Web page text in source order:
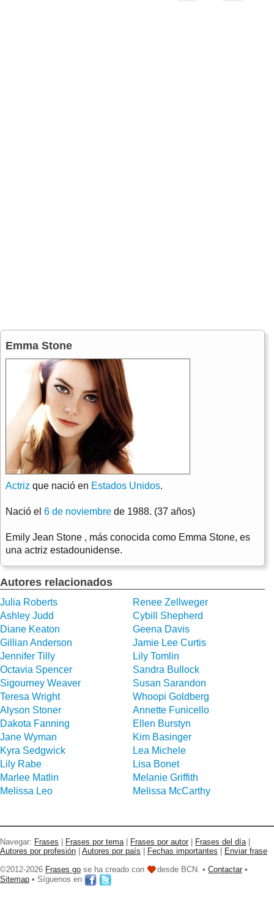
Emma Stone
Actriz que nació en Estados Unidos.
Nació el 6 de noviembre de 1988. (37 años)
Emily Jean Stone , más conocida como Emma Stone, es
una actriz estadounidense.
Autores relacionados
Julia Roberts
Renee Zellweger
Ashley Judd
Cybill Shepherd
Diane Keaton
Geena Davis
Gillian Anderson
Jamie Lee Curtis
Jennifer Tilly
Lily Tomlin
Octavia Spencer
Sandra Bullock
Sigourney Weaver
Susan Sarandon
Teresa Wright
Whoopi Goldberg
Alyson Stoner
Annette Funicello
Dakota Fanning
Ellen Burstyn
Jane Wyman
Kim Basinger
Kyra Sedgwick
Lea Michele
Lily Rabe
Lisa Bonet
Marlee Matlin
Melanie Griffith
Melissa Leo
Melissa McCarthy
Navegar: Frases Frases por tema| Frases por autor Frases del día|
Autores por profesión
Autores por país Fechas importantes
Enviar frase
©2012-2026 Frases go se ha creado con desde BCN. • Contactar •
Sitemap • Síguenos en